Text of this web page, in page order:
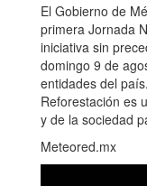
El Gobierno de
primera Jornada
iniciativa sin
domingo 9 de
entidades del
Reforestación es
y de la sociedad
Meteored.mx